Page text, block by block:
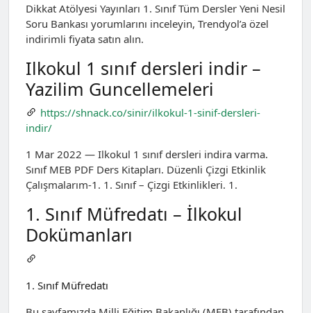
Dikkat Atölyesi Yayınları 1. Sınıf Tüm Dersler Yeni Nesil
Soru Bankası yorumlarını inceleyin, Trendyol’a özel
indirimli fiyata satın alın.
Ilkokul 1 sınıf dersleri indir –
Yazilim Guncellemeleri
https://shnack.co/sinir/ilkokul-1-sinif-dersleri-
indir/
1 Mar 2022 — Ilkokul 1 sınıf dersleri indira varma.
Sınıf MEB PDF Ders Kitapları. Düzenli Çizgi Etkinlik
Çalışmalarım-1. 1. Sınıf – Çizgi Etkinlikleri. 1.
1. Sınıf Müfredatı – İlkokul
Dokümanları
1. Sınıf Müfredatı